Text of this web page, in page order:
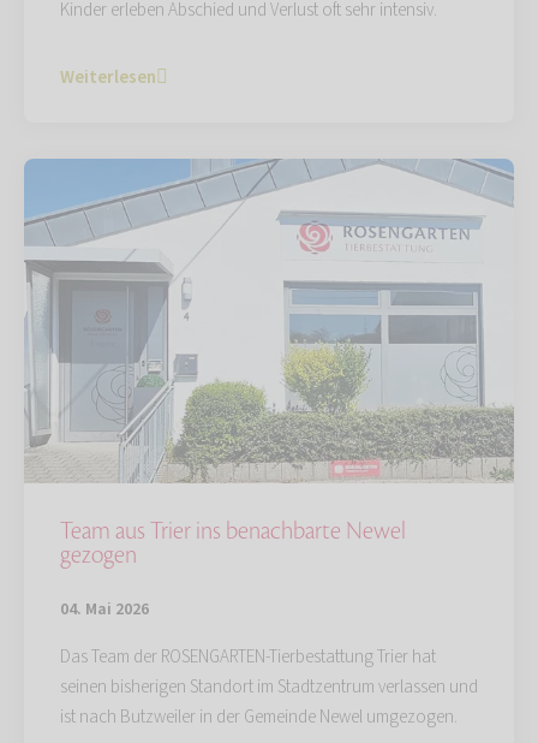
Kinder erleben Abschied und Verlust oft sehr intensiv.
Weiterlesen
Team aus Trier ins benachbarte Newel
gezogen
04. Mai 2026
Das Team der ROSENGARTEN-Tierbestattung Trier hat
seinen bisherigen Standort im Stadtzentrum verlassen und
ist nach Butzweiler in der Gemeinde Newel umgezogen.